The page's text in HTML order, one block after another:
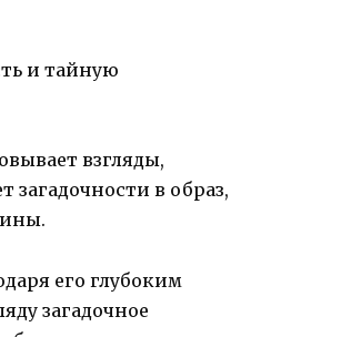
и тайную
взгляды,
в образ,
его глубоким
загадочное